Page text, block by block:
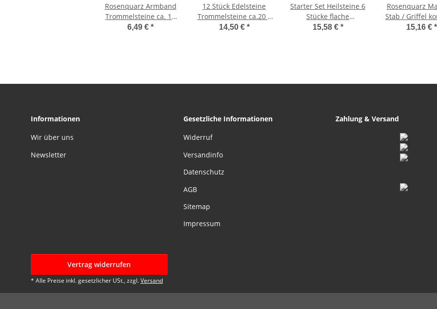
Rosenquarz Armband
Trommelsteine ca. 10
mm auf Stretchband
6,49 € *
12 Stück Edelsteine
Trommelsteine ca.20 x
15 mm Steinarten
14,50 € *
Starter Set Heilsteine 6
Stücke flache
Auflegesteine
15,58 € *
Rosenquarz
Stab / Griffel
Form ca. 100
15,16 € *
Informationen
Wir über uns
Newsletter
Gesetzliche Informationen
Widerruf
Versandinfo
Datenschutz
AGB
Sitemap
Impressum
Zahlung & Versand
Vertrag widerrufen
* Alle Preise inkl. gesetzlicher USt., zzgl.Versand